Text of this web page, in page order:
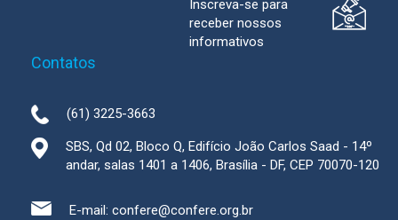
Inscreva-se para
receber nossos
informativos
Contatos
(61) 3225-3663
SBS, Qd 02, Bloco Q, Edifício João Carlos Saad - 14º
andar, salas 1401 a 1406, Brasília - DF, CEP 70070-120
E-mail: confere@confere.org.br